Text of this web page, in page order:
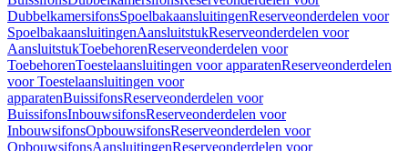
DubbelkamersifonsSpoelbakaansluitingenReserveonderdelen voor
SpoelbakaansluitingenAansluitstukReserveonderdelen voor
AansluitstukToebehorenReserveonderdelen voor
ToebehorenToestelaansluitingen voor apparatenReserveonderdelen
voor Toestelaansluitingen voor
apparatenBuissifonsReserveonderdelen voor
BuissifonsInbouwsifonsReserveonderdelen voor
InbouwsifonsOpbouwsifonsReserveonderdelen voor
OpbouwsifonsAansluitingenReserveonderdelen voor